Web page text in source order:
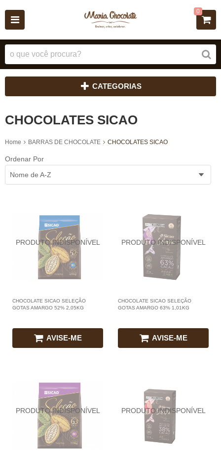
0
CATEGORIAS
CHOCOLATES SICAO
Home BARRAS DE CHOCOLATE CHOCOLATES SICAO
Ordenar Por
Nome de A-Z
CHOCOLATE SICAO SELEÇÃO
GOTAS AMARGO 52% 2,05KG
AVISE-ME
CHOCOLATE SICAO SELEÇÃO
GOTAS AMARGO 63% 1,01KG
AVISE-ME